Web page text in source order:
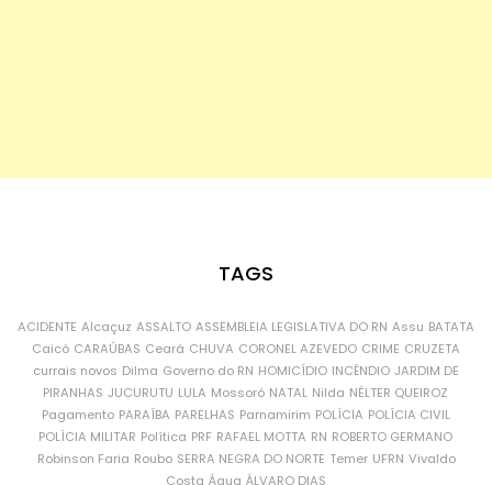
TAGS
ACIDENTE Alcaçuz ASSALTO ASSEMBLEIA LEGISLATIVA DO RN Assu BATATA
Caicó CARAÚBAS Ceará CHUVA CORONEL AZEVEDO CRIME CRUZETA
currais novos Dilma Governo do RN HOMICÍDIO INCÊNDIO JARDIM DE
PIRANHAS JUCURUTU LULA Mossoró NATAL Nilda NÉLTER QUEIROZ
Pagamento PARAÍBA PARELHAS Parnamirim POLÍCIA POLÍCIA CIVIL
POLÍCIA MILITAR Política PRF RAFAEL MOTTA RN ROBERTO GERMANO
Robinson Faria Roubo SERRA NEGRA DO NORTE Temer UFRN Vivaldo
Costa Água ÁLVARO DIAS